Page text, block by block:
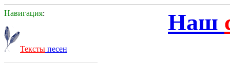
Навигация:
Тексты песен
Наш